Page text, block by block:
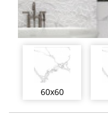
60x60